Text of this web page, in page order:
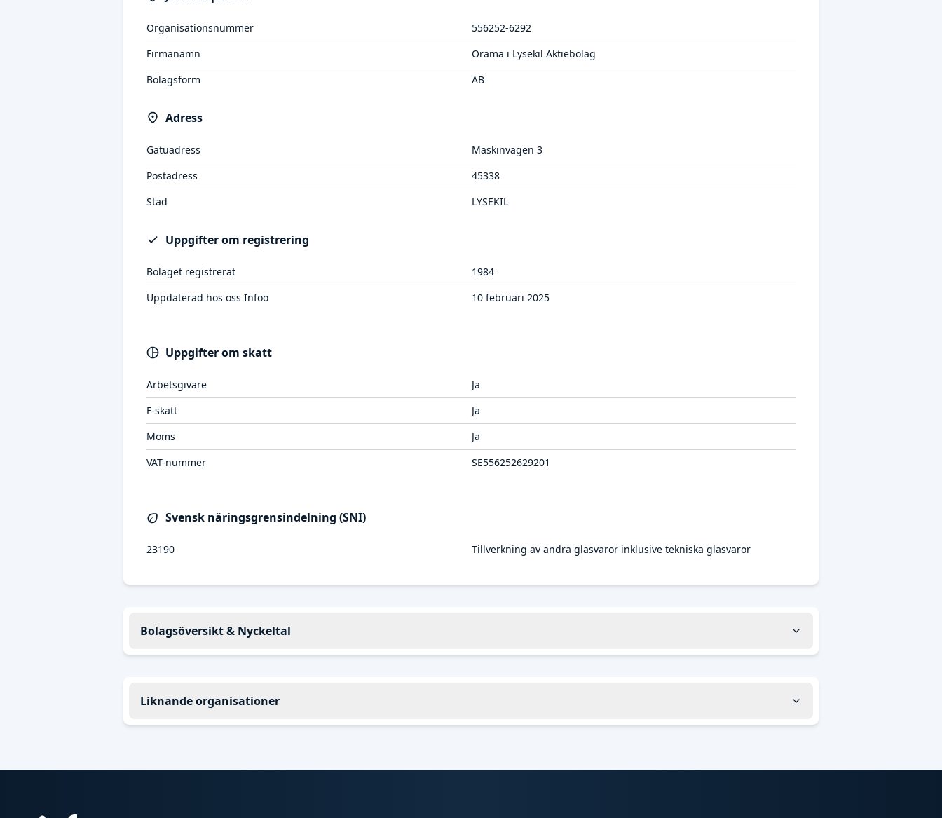
Organisationsnummer
556252-6292
Firmanamn
Orama i Lysekil Aktiebolag
Bolagsform
AB
Adress
Gatuadress
Maskinvägen 3
Postadress
45338
Stad
LYSEKIL
Uppgifter om registrering
Bolaget registrerat
1984
Uppdaterad hos oss Infoo
10 februari 2025
Uppgifter om skatt
Arbetsgivare
Ja
F-skatt
Ja
Moms
Ja
VAT-nummer
SE556252629201
Svensk näringsgrensindelning (SNI)
23190 Tillverkning av andra glasvaror inklusive tekniska glasvaror
Bolagsöversikt & Nyckeltal
Liknande organisationer